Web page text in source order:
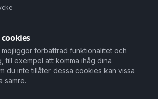
förbättrad funktionalitet och
till exempel att komma ihåg dina
du inte tillåter dessa cookies kan vissa
sämre.